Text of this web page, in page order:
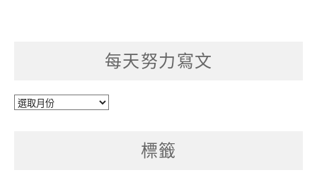
每天努力寫文
每
標籤